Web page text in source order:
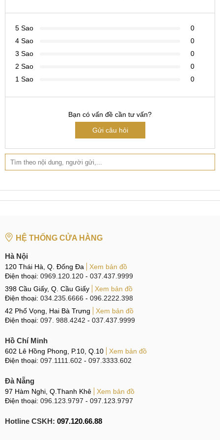
Người dùng cài nhầm phiên bản ROM, flash ROM của
Để xử lý tình trạng Xiaomi Redmi 8, 8A lỗi Boot, bị Brick
không hề đơn giản như xử lý các lỗi phần mềm quen thuộc
khác. Tuy nhiên, với hướng dẫn của MobileCity, bạn vẫn có
Cách khắc phục Soft Brick Xiaomi Redmi 8, 8A
Lỗi này hay xảy ra khi Xiaomi Redmi 8, 8A cứ lặp lại việc
khởi động liên tục mà không vào được màn hình chính.
Để giải quyết trường hợp này, chúng ta nên download lại
bản ROM dự định flash, sau đó dùng cáp kết nối với điện
thoại với máy tính. Vào TWRP kích hoạt chế độ USB
Storage để chép file ROM mới vào điện thoại rồi flash như
thường.
Download lại bản ROM mới cho Xiaomi Redmi 8, 8A
Cách kết nối điện thoại với máy tính bằng Custom Recovery
khi xảy ra lỗi lặp lại khởi động và không thể vào Android:
- Đảm bảo TWRP đã chạy, kết nối điện thoại với máy tính
5 Sao
0
4 Sao
0
3 Sao
0
2 Sao
0
1 Sao
0
Bạn có vấn đề cần tư vấn?
Gửi câu hỏi
HỆ THỐNG CỬA HÀNG
Hà Nội
120 Thái Hà, Q. Đống Đa
Xem bản đồ
Điện thoại: 0969.120.120 - 037.437.9999
398 Cầu Giấy, Q. Cầu Giấy
Xem bản đồ
Điện thoại: 034.235.6666 - 096.2222.398
42 Phố Vọng, Hai Bà Trưng
Xem bản đồ
Điện thoại: 097. 988.4242 - 037.437.9999
Hồ Chí Minh
602 Lê Hồng Phong, P.10, Q.10
Xem bản đồ
Điện thoại: 097.1111.602 - 097.3333.602
Đà Nẵng
97 Hàm Nghi, Q.Thanh Khê
Xem bản đồ
Điện thoại: 096.123.9797 - 097.123.9797
Hotline CSKH: 097.120.66.88